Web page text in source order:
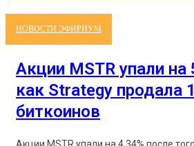
НОВОСТИ ЭФИРИУМ
Акции MSTR упали на
как Strategy продала
биткоинов